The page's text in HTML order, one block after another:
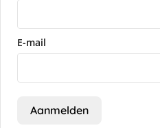
E-mail
Aanmelden